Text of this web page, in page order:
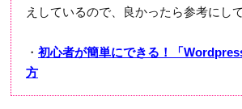
えしているので、良かったら参考にし
・ 初心者が簡単にできる！「
方